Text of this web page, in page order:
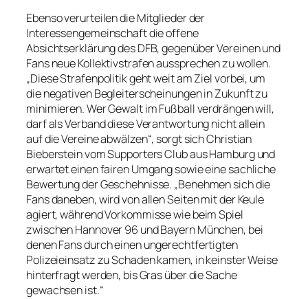
Ebenso verurteilen die Mitglieder der
Interessengemeinschaft die offene
Absichtserklärung des DFB, gegenüber Vereinen und
Fans neue Kollektivstrafen aussprechen zu wollen.
„Diese Strafenpolitik geht weit am Ziel vorbei, um
die negativen Begleiterscheinungen in Zukunft zu
minimieren. Wer Gewalt im Fußball verdrängen will,
darf als Verband diese Verantwortung nicht allein
auf die Vereine abwälzen“, sorgt sich Christian
Bieberstein vom Supporters Club aus Hamburg und
erwartet einen fairen Umgang sowie eine sachliche
Bewertung der Geschehnisse. „Benehmen sich die
Fans daneben, wird von allen Seiten mit der Keule
agiert, während Vorkommisse wie beim Spiel
zwischen Hannover 96 und Bayern München, bei
denen Fans durch einen ungerechtfertigten
Polizeieinsatz zu Schaden kamen, in keinster Weise
hinterfragt werden, bis Gras über die Sache
gewachsen ist.“